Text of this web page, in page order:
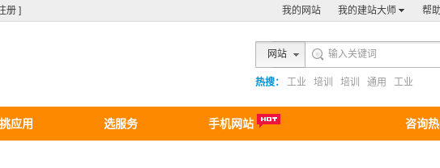
册 ] 我的网站 我的建站大师 帮
网站
热搜： 工业 培训 培训 通用 工业
挑应用 选服务 手机网站 咨询